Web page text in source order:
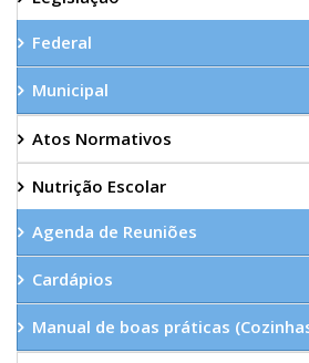
Federal
Municipal
Atos Normativos
Nutrição Escolar
Agenda de Reuniões
Cardápios
Manual de boas práticas